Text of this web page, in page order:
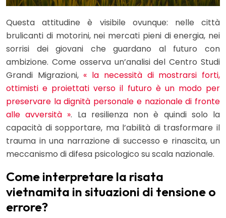
Questa attitudine è visibile ovunque: nelle città
brulicanti di motorini, nei mercati pieni di energia, nei
sorrisi dei giovani che guardano al futuro con
ambizione. Come osserva un’analisi del Centro Studi
Grandi Migrazioni, « la necessità di mostrarsi forti,
ottimisti e proiettati verso il futuro è un modo per
preservare la dignità personale e nazionale di fronte
alle avversità ». La resilienza non è quindi solo la
capacità di sopportare, ma l’abilità di trasformare il
trauma in una narrazione di successo e rinascita, un
meccanismo di difesa psicologico su scala nazionale.
Come interpretare la risata
vietnamita in situazioni di tensione o
errore?